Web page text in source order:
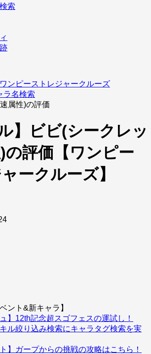
索
ンピーストレジャークルーズ
ラ名検索
属性)の評価
】ビビ(シークレッ
)の評価【ワンピー
ークルーズ】
ント&新キャラ】
】12th記念超スゴフェスの運試し！
キル絞り込み検索にキャラタグ検索を実
】ガープからの挑戦の攻略はこちら！